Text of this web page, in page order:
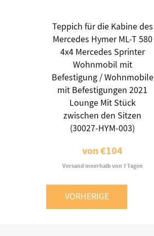
Teppich für die Kabine des
Mercedes Hymer ML-T 580
4x4 Mercedes Sprinter
Wohnmobil mit
Befestigung / Wohnmobile
mit Befestigungen 2021
Lounge Mit Stück
zwischen den Sitzen
(30027-HYM-003)
von€104
Versand innerhalb von 7 Tagen
VORHERIGE